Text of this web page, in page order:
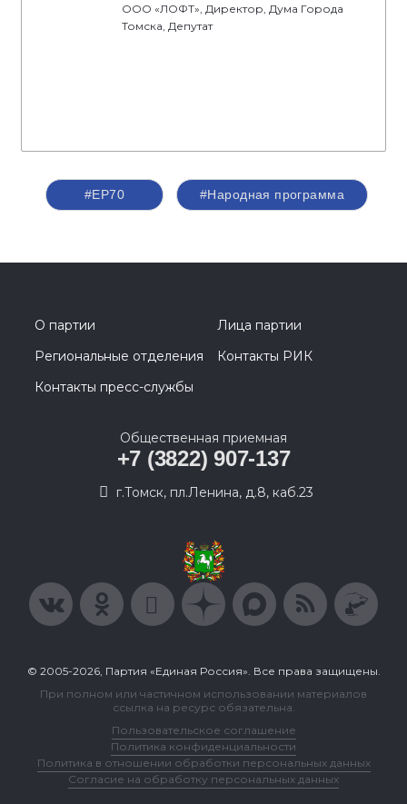
ООО «ЛОФТ», Директор, Дума Города
Томска, Депутат
#ЕР70 #Народная программа
О партии
Лица партии
Региональные отделения
Контакты РИК
Контакты пресс-службы
Общественная приемная
+7 (3822) 907-137
г.Томск, пл.Ленина, д.8, каб.23
© 2005-2026, Партия «Единая Россия». Все права защищены.
При полном или частичном использовании материалов
ссылка на ресурс обязательна.
Пользовательское соглашение
Политика конфиденциальности
Политика в отношении обработки персональных данных
Согласие на обработку персональных данных